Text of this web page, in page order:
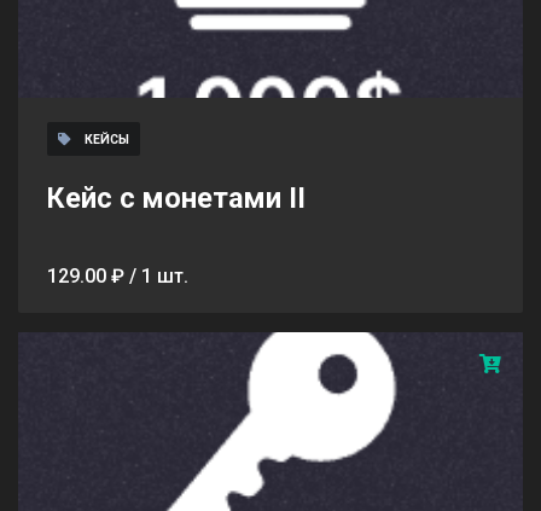
КЕЙСЫ
Кейс с монетами II
129.00 ₽ / 1 шт.